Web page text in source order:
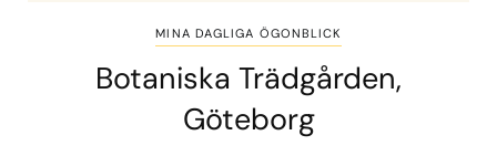
MINA DAGLIGA ÖGONBLICK
Botaniska Trädgården,
Göteborg